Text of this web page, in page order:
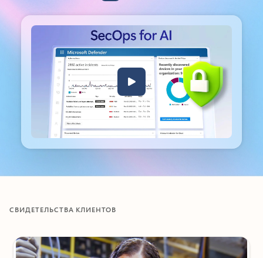
СВИДЕТЕЛЬСТВА КЛИЕНТОВ
Показан слайд 1 из 4